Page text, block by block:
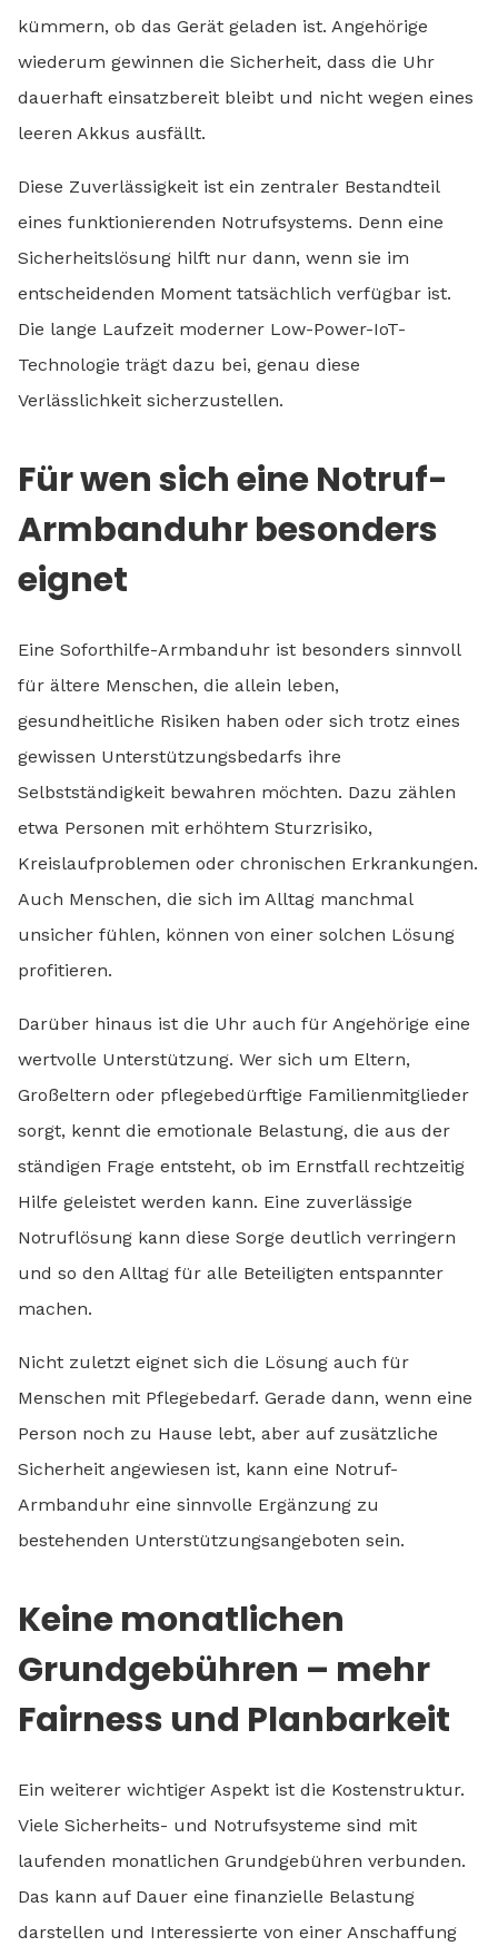
kümmern, ob das Gerät geladen ist. Angehörige
wiederum gewinnen die Sicherheit, dass die Uhr
dauerhaft einsatzbereit bleibt und nicht wegen eines
leeren Akkus ausfällt.
Diese Zuverlässigkeit ist ein zentraler Bestandteil
eines funktionierenden Notrufsystems. Denn eine
Sicherheitslösung hilft nur dann, wenn sie im
entscheidenden Moment tatsächlich verfügbar ist.
Die lange Laufzeit moderner Low-Power-IoT-
Technologie trägt dazu bei, genau diese
Verlässlichkeit sicherzustellen.
Für wen sich eine Notruf-
Armbanduhr besonders
eignet
Eine Soforthilfe-Armbanduhr ist besonders sinnvoll
für ältere Menschen, die allein leben,
gesundheitliche Risiken haben oder sich trotz eines
gewissen Unterstützungsbedarfs ihre
Selbstständigkeit bewahren möchten. Dazu zählen
etwa Personen mit erhöhtem Sturzrisiko,
Kreislaufproblemen oder chronischen Erkrankungen.
Auch Menschen, die sich im Alltag manchmal
unsicher fühlen, können von einer solchen Lösung
profitieren.
Darüber hinaus ist die Uhr auch für Angehörige eine
wertvolle Unterstützung. Wer sich um Eltern,
Großeltern oder pflegebedürftige Familienmitglieder
sorgt, kennt die emotionale Belastung, die aus der
ständigen Frage entsteht, ob im Ernstfall rechtzeitig
Hilfe geleistet werden kann. Eine zuverlässige
Notruflösung kann diese Sorge deutlich verringern
und so den Alltag für alle Beteiligten entspannter
machen.
Nicht zuletzt eignet sich die Lösung auch für
Menschen mit Pflegebedarf. Gerade dann, wenn eine
Person noch zu Hause lebt, aber auf zusätzliche
Sicherheit angewiesen ist, kann eine Notruf-
Armbanduhr eine sinnvolle Ergänzung zu
bestehenden Unterstützungsangeboten sein.
Keine monatlichen
Grundgebühren – mehr
Fairness und Planbarkeit
Ein weiterer wichtiger Aspekt ist die Kostenstruktur.
Viele Sicherheits- und Notrufsysteme sind mit
laufenden monatlichen Grundgebühren verbunden.
Das kann auf Dauer eine finanzielle Belastung
darstellen und Interessierte von einer Anschaffung